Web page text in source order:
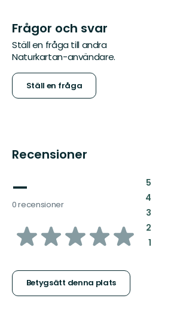
Frågor och svar
Ställ en fråga till andra
Naturkartan-användare.
Ställ en fråga
Recensioner
—
0 recensioner
av
stjärnor
Betygsätt denna plats
5:
4:
3:
2:
1: